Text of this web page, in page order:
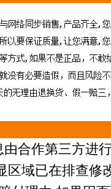
合作第三方进
区域已在排查修